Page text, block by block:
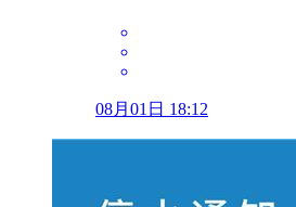
08月01日 18:12